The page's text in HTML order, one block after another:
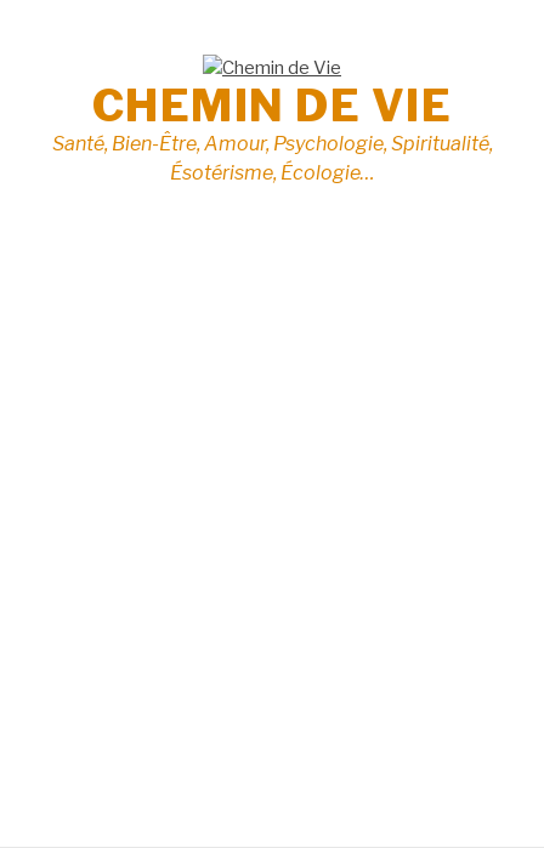
CHEMIN DE VIE
Santé, Bien-Être, Amour, Psychologie, Spiritualité,
Ésotérisme, Écologie…